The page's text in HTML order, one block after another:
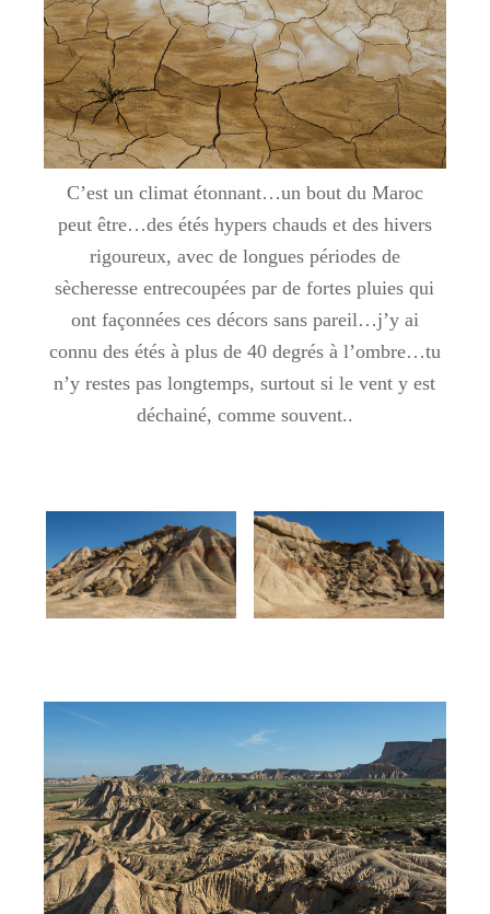
C’est un climat étonnant…un bout du Maroc
peut être…des étés hypers chauds et des hivers
rigoureux, avec de longues périodes de
sècheresse entrecoupées par de fortes pluies qui
ont façonnées ces décors sans pareil…j’y ai
connu des étés à plus de 40 degrés à l’ombre…tu
n’y restes pas longtemps, surtout si le vent y est
déchainé, comme souvent..